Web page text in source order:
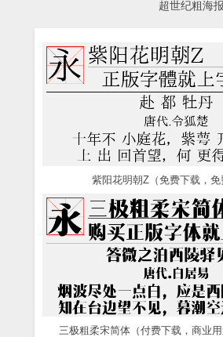
超世纪粗海
紫阳花明朝Z（免费下载，免
三极粗柔宋简体（付费下载，商业用